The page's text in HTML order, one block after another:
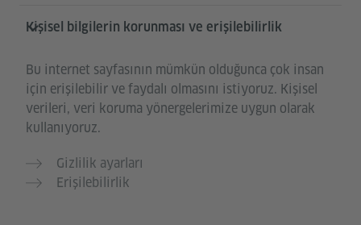
Kişisel bilgilerin korunması ve erişilebilirlik
Bu internet sayfasının mümkün olduğunca çok insan
için erişilebilir ve faydalı olmasını istiyoruz. Kişisel
verileri, veri koruma yönergelerimize uygun olarak
kullanıyoruz.
Gizlilik ayarları
Erişilebilirlik